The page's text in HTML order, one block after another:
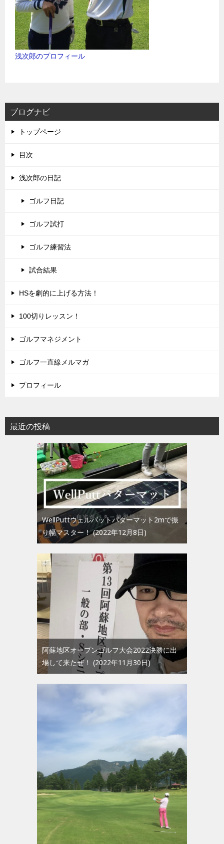
浅次郎のプロフィール
ブログナビ
トップページ
目次
浅次郎の日記
ゴルフ日記
ゴルフ試打
ゴルフ練習法
試合結果
HSを劇的に上げる方法！
100切りレッスン！
ゴルフマネジメント
ゴルフ一直線メルマガ
プロフィール
最近の投稿
WellPuttウェルパットパターマット2mで振
り幅マスター！ 2022年12月8日
阿蘇地区オープンゴルフ大会2022決勝に出
場して来たぜ！
2022年11月30日